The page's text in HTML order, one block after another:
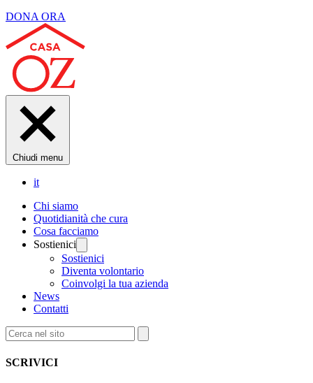
DONA ORA
Chiudi menu
it
Chi siamo
Quotidianità che cura
Cosa facciamo
Sostienici
Sostienici
Diventa volontario
Coinvolgi la tua azienda
News
Contatti
SCRIVICI